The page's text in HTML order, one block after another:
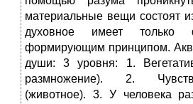
материальные вещи состоят
духовное имеет
формирующим принципом.
души: 3 уровня: 1.
размножение). 2.
(животное). 3. У человека